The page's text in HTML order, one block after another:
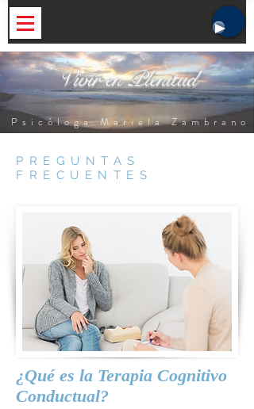
Vivir en Plenitud
Psicóloga Mariela Zambrano
PREGUNTAS
FRECUENTES
¿Qué es la Terapia Cognitivo
Conductual?